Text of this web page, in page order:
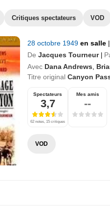
Critiques spectateurs VOD
28 octobre 1949 en salle |
De Jacques Tourneur
Avec Dana Andrews
Titre original Canyon
Spectateurs
3,7
62 notes, 15 critiques
Mes amis
--
VOD